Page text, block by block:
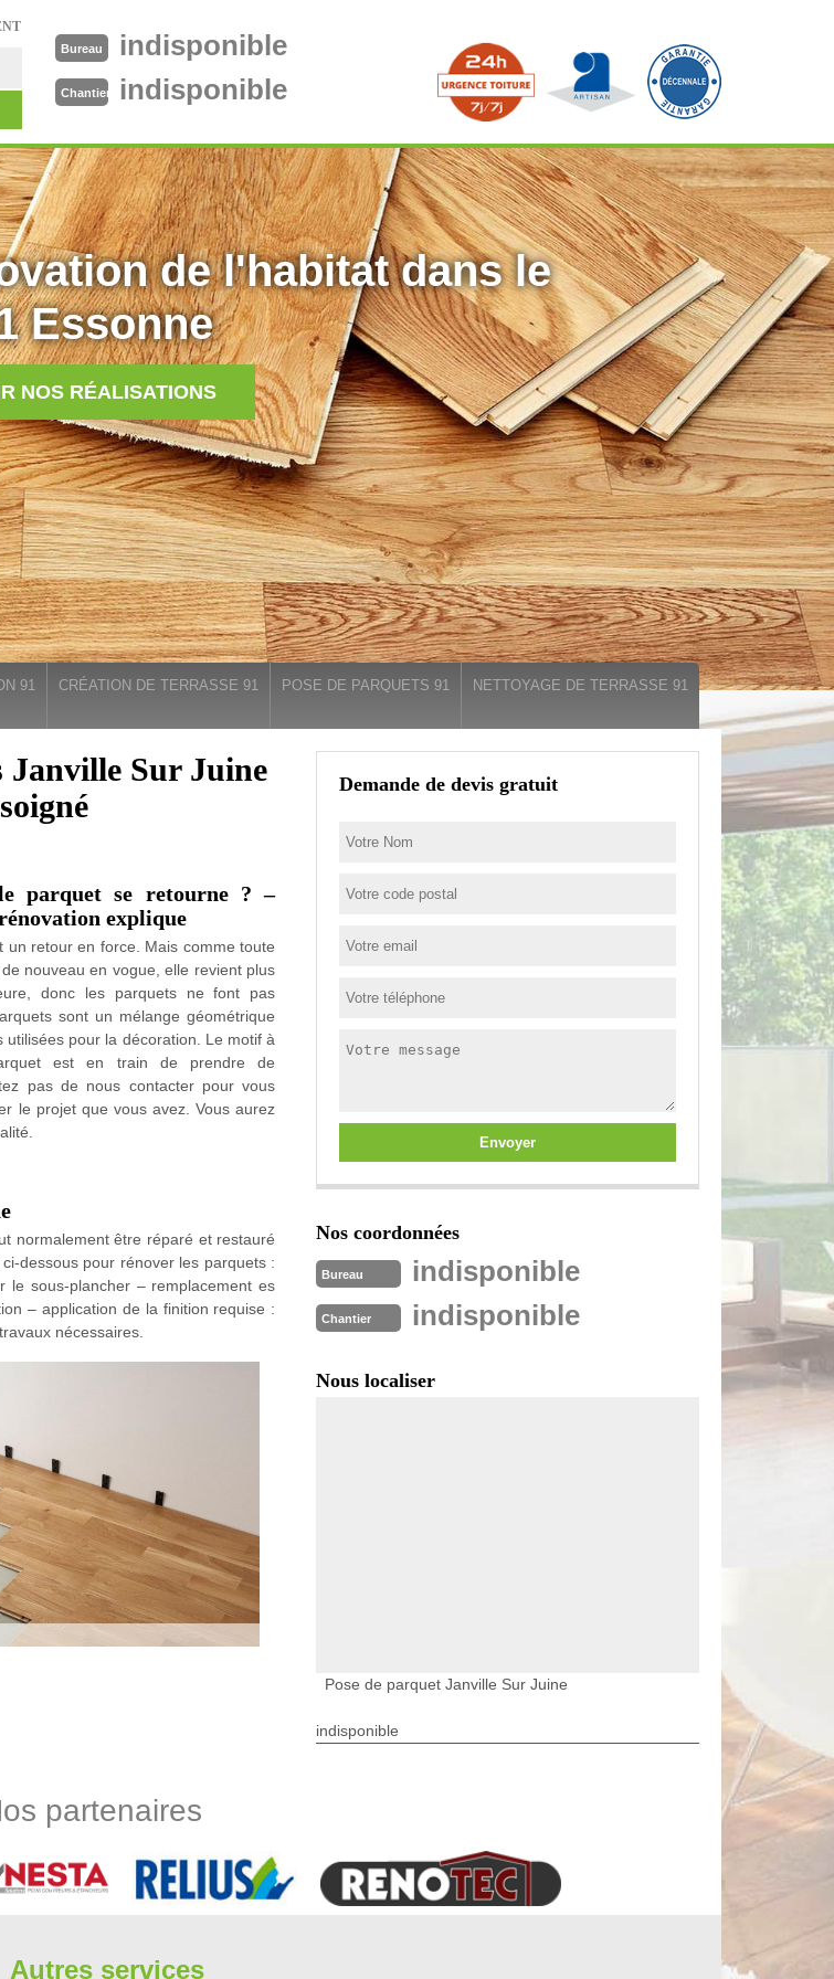
Bureau indisponible
Chantier indisponible
de l'habitat dans le
Essonne
NOS RÉALISATIONS
91 CRÉATION DE TERRASSE 91 POSE DE PARQUETS 91 NETTOYAGE DE TERRASSE 91
Janville Sur Juine
parquet se retourne ? –
explique
un retour en force. Mais comme toute
nouveau en vogue, elle revient plus
donc les parquets ne font pas
sont un mélange géométrique
utilisées pour la décoration. Le motif à
est en train de prendre de
pas de nous contacter pour vous
le projet que vous avez. Vous aurez
normalement être réparé et restauré
dessous pour rénover les parquets :
le sous-plancher – remplacement es
– application de la finition requise :
nécessaires.
la pose de parquet.
une solution d'eau tiède et un
de presser la vadrouille aussi
chez vous.
Demande de devis gratuit
Nos coordonnées
Bureau indisponible
Chantier indisponible
Nous localiser
Pose de parquet Janville Sur Juine
indisponible
partenaires
Autres services